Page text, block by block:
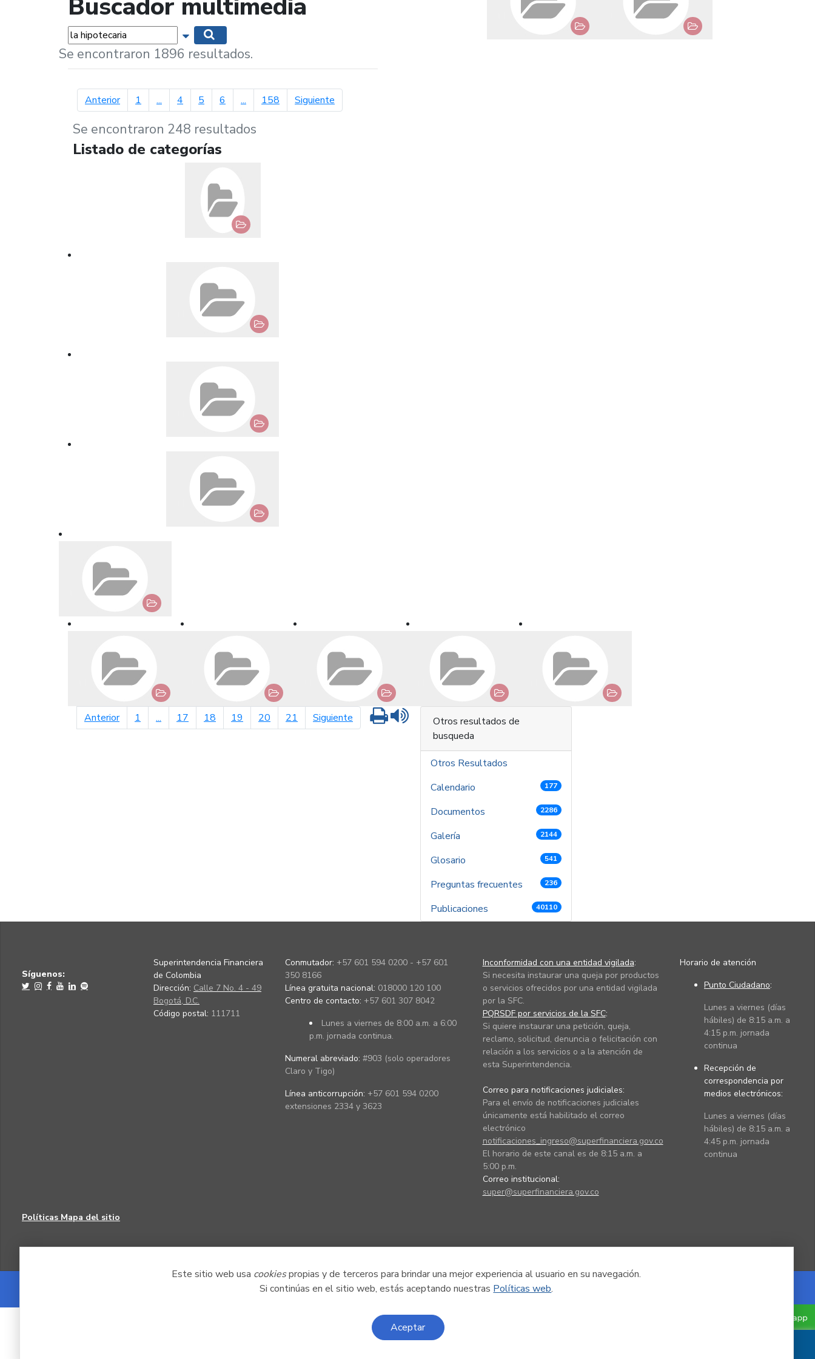
Este sitio web usa cookiespropias y de terceros para brindar una mejor experiencia al usuario en su navegación.
Si continúas en el sitio web, estás aceptando nuestras Políticas web.
Aceptar
Buscador multimedia
Palabras... Mostrar opciones de búsqueda
Se encontraron 1896 resultados.
Anteriorpágina anterior
1 ... 4 5 6 ... 158 Siguiente
Se encontraron 248 resultados
Listado de categorías
Anteriorpágina anterior
1 ... 17 18 19 20 21 Siguiente página siguiente
Imprimir
Otros resultados de
busqueda
Otros Resultados
Calendario
177
Documentos 2286
Galería 2144
Glosario 541
Preguntas frecuentes 236
Publicaciones 40110
Síguenos:
Superintendencia Financiera
de Colombia
Dirección: Calle 7 No. 4 - 49
Bogotá, D.C.
Código postal: 111711
Conmutador: +57 601 594 0200 - +57 601
350 8166
Línea gratuita nacional: 018000 120 100
Centro de contacto: +57 601 307 8042
Lunes a viernes de 8:00 a.m. a 6:00
p.m. jornada continua.
Numeral abreviado: #903 (solo operadores
Claro y Tigo)
Línea anticorrupción: +57 601 594 0200
extensiones 2334 y 3623
Inconformidad con una entidad vigilada:
Si necesita instaurar una queja por productos
o servicios ofrecidos por una entidad vigilada
por la SFC.
PQRSDF por servicios de la SFC:
Si quiere instaurar una petición, queja,
reclamo, solicitud, denuncia o felicitación con
relación a los servicios o a la atención de
esta Superintendencia.
Correo para notificaciones judiciales:
Para el envío de notificaciones judiciales
únicamente está habilitado el correo
electrónico
notificaciones_ingreso@superfinanciera.gov.co
El horario de este canal es de 8:15 a.m. a
5:00 p.m.
Correo institucional:
super@superfinanciera.gov.co
Horario de atención
Punto Ciudadano:
Lunes a viernes (días
hábiles) de 8:15 a.m. a
4:15 p.m. jornada
continua
Recepción de
correspondencia por
medios electrónicos:
Lunes a viernes (días
hábiles) de 8:15 a.m. a
4:45 p.m. jornada
continua
Políticas Mapa del sitio
Powered by Nexura